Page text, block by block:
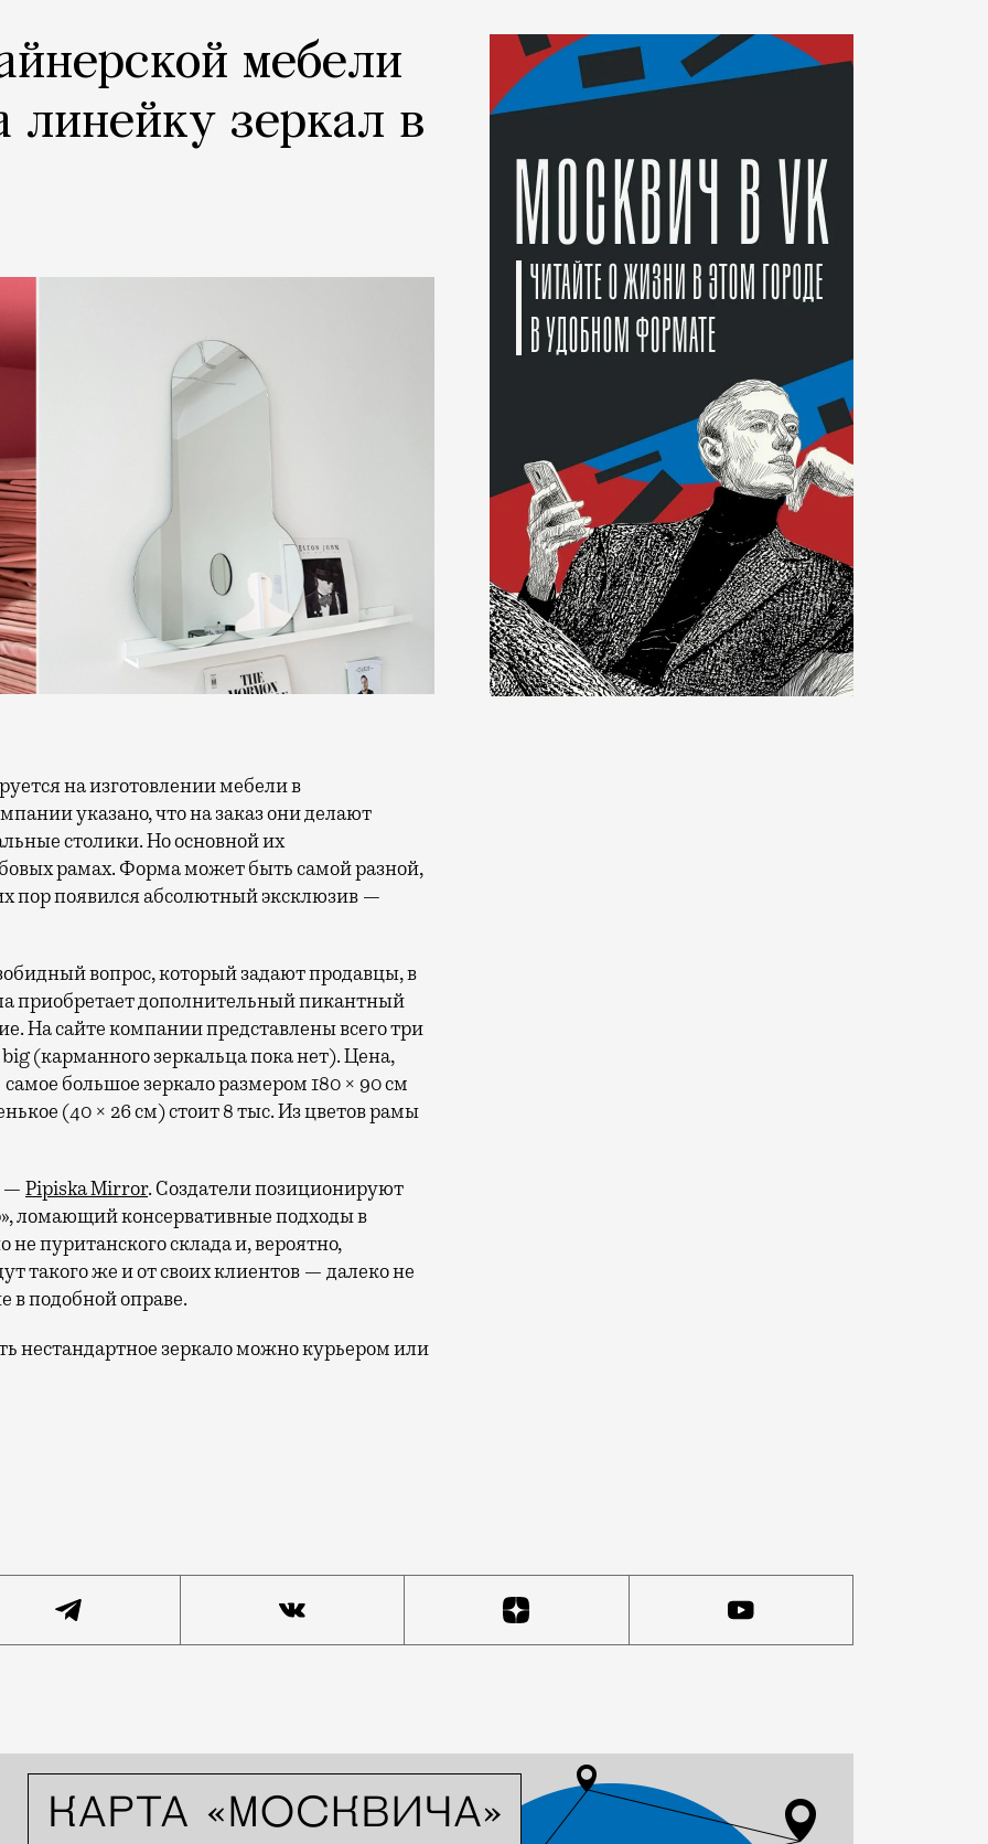
мебели
зеркал в
указано, что на заказ они делают
столики. Но основной их
рамах. Форма может быть самой разной,
пор появился абсолютный эксклюзив —
вопрос, который задают продавцы, в
приобретает дополнительный пикантный
На сайте компании представлены всего три
(карманного зеркальца пока нет). Цена,
большое зеркало размером 180 × 90 см
(40 × 26 см) стоит 8 тыс. Из цветов рамы
— Pipiska Mirror. Создатели позиционируют
ломающий консервативные подходы в
пуританского склада и, вероятно,
такого же и от своих клиентов — далеко не
в подобной оправе.
нестандартное зеркало можно курьером или
на изготовлении мебели в скандинавском стиле. На сайте компании указано, что на заказ они